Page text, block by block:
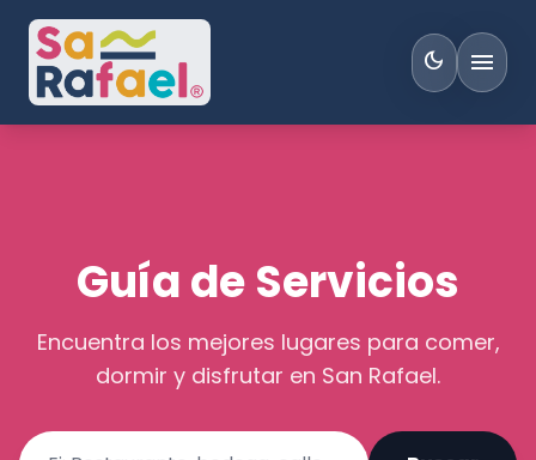
dark_mode menu
Guía de Servicios
Encuentra los mejores lugares para comer,
dormir y disfrutar en San Rafael.